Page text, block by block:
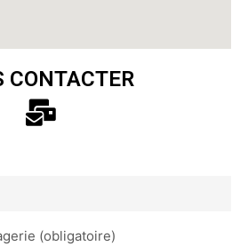
CONTACTER
(obligatoire)